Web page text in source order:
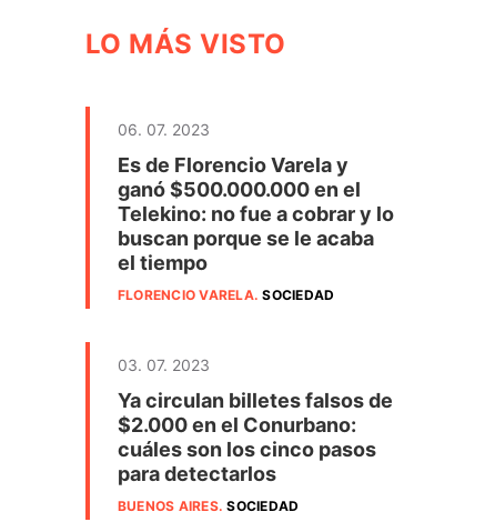
LO MÁS VISTO
06. 07. 2023
Es de Florencio Varela y
ganó $500.000.000 en el
Telekino: no fue a cobrar y lo
buscan porque se le acaba
el tiempo
FLORENCIO VARELA.SOCIEDAD
03. 07. 2023
Ya circulan billetes falsos de
$2.000 en el Conurbano:
cuáles son los cinco pasos
para detectarlos
BUENOS AIRES.SOCIEDAD